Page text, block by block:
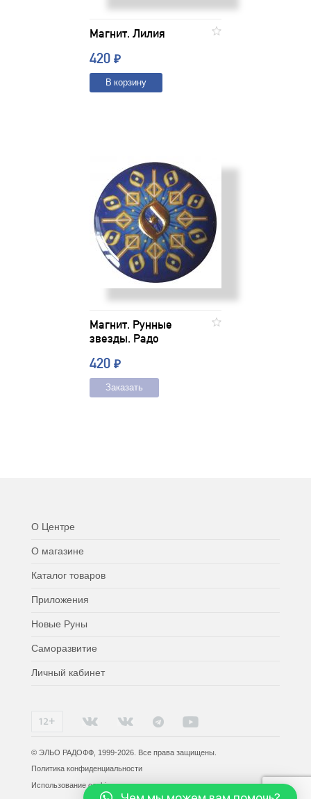
Магнит. Лилия
420 ₽
В корзину
Магнит. Рунные
звезды. Радо
420 ₽
Заказать
О Центре
О магазине
Каталог товаров
Приложения
Новые Руны
Саморазвитие
Личный кабинет
© ЭЛЬО РАДОФФ, 1999-2026. Все права защищены.
Политика конфиденциальности
Использование cookies